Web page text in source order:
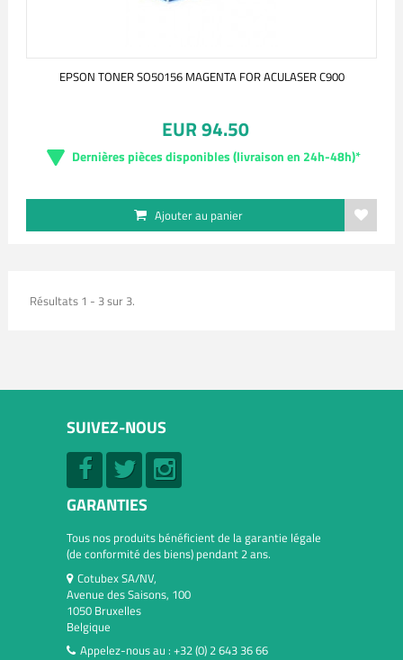
EPSON TONER SO50156 MAGENTA FOR ACULASER C900
EUR 94.50
Dernières pièces disponibles (livraison en 24h-48h)*
Ajouter au panier
Résultats 1 - 3 sur 3.
SUIVEZ-NOUS
GARANTIES
Tous nos produits bénéficient de la garantie légale
(de conformité des biens) pendant 2 ans.
Cotubex SA/NV,
Avenue des Saisons, 100
1050 Bruxelles
Belgique
Appelez-nous au : +32 (0) 2 643 36 66